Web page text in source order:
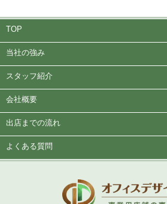
TOP
当社の強み
スタッフ紹介
会社概要
出店までの流れ
よくある質問